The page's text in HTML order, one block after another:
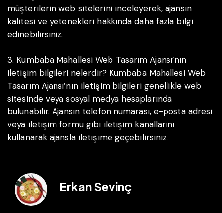
müşterilerin web sitelerini inceleyerek, ajansın
kalitesi ve yetenekleri hakkında daha fazla bilgi
edinebilirsiniz.
3. Kumbaba Mahallesi Web Tasarım Ajansı’nın
iletişim bilgileri nelerdir?Kumbaba Mahallesi Web
Tasarım Ajansı’nın iletişim bilgileri genellikle web
sitesinde veya sosyal medya hesaplarında
bulunabilir. Ajansın telefon numarası, e-posta adresi
veya iletişim formu gibi iletişim kanallarını
kullanarak ajansla iletişime geçebilirsiniz.
Erkan Sevinç